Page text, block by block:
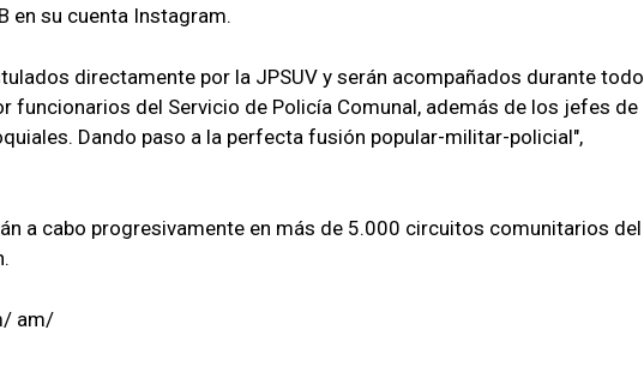
en su cuenta Instagram.
directamente por la JPSUV y serán acompañados durante todo
funcionarios del Servicio de Policía Comunal, además de los jefes de
Dando paso a la perfecta fusión popular-militar-policial",
a cabo progresivamente en más de 5.000 circuitos comunitarios del
am/